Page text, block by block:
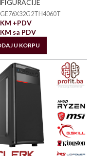
GE76X32G2TH4060T
KM +PDV
KM sa PDV
U KORPU